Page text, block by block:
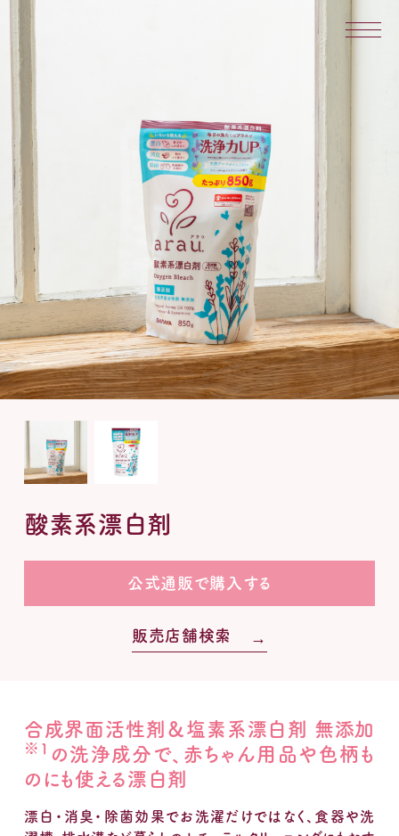
アラウ.のこだわり
アラウブランドトップ
お問い合わせ
よくあるご質問
利用規約
個人情報保護方針
公式通販
酸素系漂白剤
公式通販で購入する
販売店舗検索
合成界面活性剤＆塩素系漂白剤 無添加
※1 の洗浄成分で、赤ちゃん用品や色柄も
のにも使える漂白剤
漂白・消臭・除菌効果でお洗濯だけではなく、食器や洗